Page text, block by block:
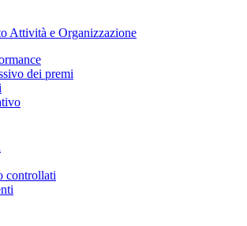
Attività e Organizzazione
dei premi
controllati